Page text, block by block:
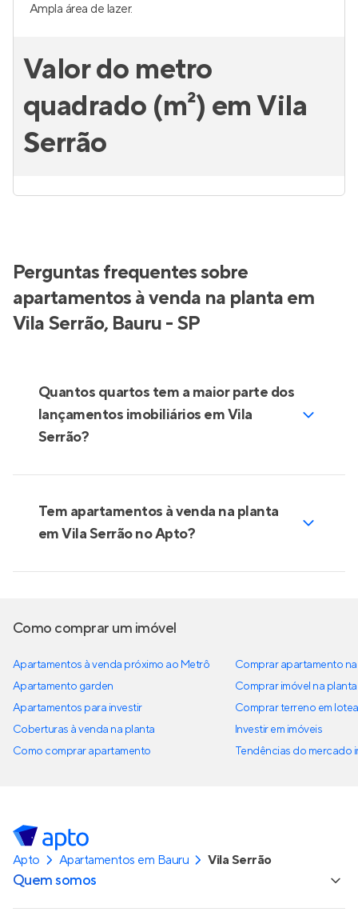
Ampla área de lazer.
Valor do metro
quadrado (m²) em Vila
Serrão
Perguntas frequentes sobre
apartamentos à venda na planta em
Vila Serrão, Bauru - SP
Quantos quartos tem a maior parte dos
lançamentos imobiliários em Vila
Serrão?
Tem apartamentos à venda na planta
em Vila Serrão no Apto?
Como comprar um imóvel
Apartamentos à venda próximo ao Metrô
Apartamento garden
Apartamentos para investir
Coberturas à venda na planta
Como comprar apartamento
Comprar apartamento
Comprar imóvel na planta
Comprar terreno em
Investir em imóveis
Tendências do mercado
Apto Apartamentos em Bauru Vila Serrão
Quem somos